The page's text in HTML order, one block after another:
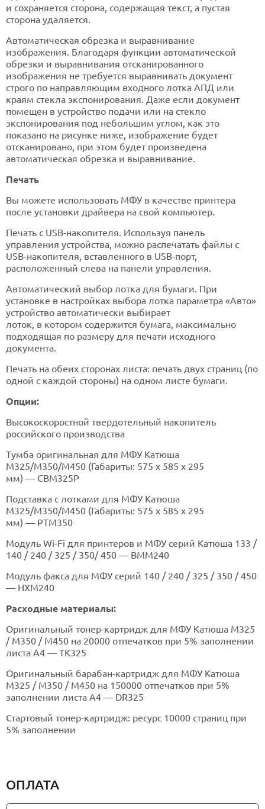
и сохраняется сторона, содержащая текст, а пустая
сторона удаляется.
Автоматическая обрезка и выравнивание
изображения. Благодаря функции автоматической
обрезки и выравнивания отсканированного
изображения не требуется выравнивать документ
строго по направляющим входного лотка АПД или
краям стекла экспонирования. Даже если документ
помещен в устройство подачи или на стекло
экспонирования под небольшим углом, как это
показано на рисунке ниже, изображение будет
отсканировано, при этом будет произведена
автоматическая обрезка и выравнивание.
Печать
Вы можете использовать МФУ в качестве принтера
после установки драйвера на свой компьютер.
Печать с USB-накопителя. Используя панель
управления устройства, можно распечатать файлы с
USB-накопителя, вставленного в USB-порт,
расположенный слева на панели управления.
Автоматический выбор лотка для бумаги. При
установке в настройках выбора лотка параметра «Авто»
устройство автоматически выбирает
лоток, в котором содержится бумага, максимально
подходящая по размеру для печати исходного
документа.
Печать на обеих сторонах листа: печать двух страниц (по
одной с каждой стороны) на одном листе бумаги.
Опции:
Высокоскоростной твердотельный накопитель
российского производства
Тумба оригинальная для МФУ Катюша
M325/M350/M450 (Габариты: 575 х 585 х 295
мм) — CBM325P
Подставка с лотками для МФУ Катюша
M325/M350/M450 (Габариты: 575 х 585 х 295
мм) — PTM350
Модуль Wi-Fi для принтеров и МФУ серий Катюша 133 /
140 / 240 / 325 / 350/ 450 — BMM240
Модуль факса для МФУ серий 140 / 240 / 325 / 350 / 450
— HXM240
Расходные материалы:
Оригинальный тонер-картридж для МФУ Катюша М325
/ M350 / M450 на 20000 отпечатков при 5% заполнении
листа А4 — TK325
Оригинальный барабан-картридж для МФУ Катюша
М325 / M350 / M450 на 150000 отпечатков при 5%
заполнении листа А4 — DR325
Стартовый тонер-картридж: ресурс 10000 страниц при
5% заполнении
ОПЛАТА